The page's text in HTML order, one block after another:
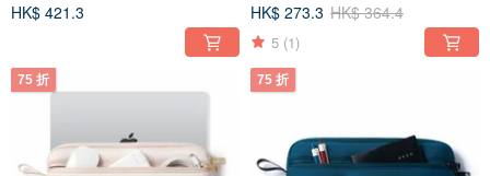
HK$ 421.3
HK$ 273.3 HK$ 364.4
5 (1)
75 折 75 折